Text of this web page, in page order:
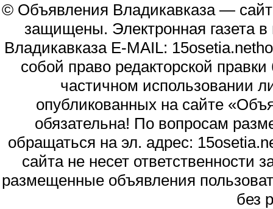
© Объявления Владикавказа —
защищены. Электронная газета
Владикавказа E-MAIL:
собой право редакторской
частичном использовании
опубликованных на сайте
обязательна! По вопросам
обращаться на эл. адрес:
сайта не несет
размещенные объявления
без